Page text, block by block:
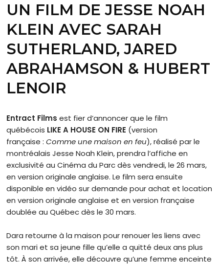
UN FILM DEJESSE NOAH
KLEINAVEC SARAH
SUTHERLAND, JARED
ABRAHAMSON & HUBERT
LENOIR
Entract Filmsest fier d’annoncer que le film
québécois LIKE A HOUSE ON FIRE (version
française :Comme une maison en feu), réalisé par le
montréalais Jesse Noah Klein, prendra l’affiche en
exclusivité au Cinéma du Parc dès vendredi, le 26 mars,
en version originale anglaise. Le film sera ensuite
disponible en vidéo sur demande pour achat et location
en version originale anglaise et en version française
doublée au Québec dès le 30 mars.
Dara retourne à la maison pour renouer les liens avec
son mari et sa jeune fille qu’elle a quitté deux ans plus
tôt. À son arrivée, elle découvre qu’une femme enceinte